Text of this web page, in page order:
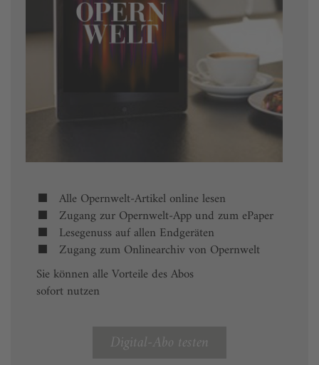
Alle Opernwelt-Artikel online lesen
Zugang zur Opernwelt-App und zum ePaper
Lesegenuss auf allen Endgeräten
Zugang zum Onlinearchiv von Opernwelt
Sie können alle Vorteile des Abos
sofort nutzen
Digital-Abo testen